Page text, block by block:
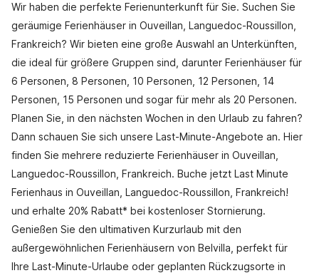
Wir haben die perfekte Ferienunterkunft für Sie. Suchen Sie
geräumige Ferienhäuser in Ouveillan, Languedoc-Roussillon,
Frankreich? Wir bieten eine große Auswahl an Unterkünften,
die ideal für größere Gruppen sind, darunter Ferienhäuser für
6 Personen, 8 Personen, 10 Personen, 12 Personen, 14
Personen, 15 Personen und sogar für mehr als 20 Personen.
Planen Sie, in den nächsten Wochen in den Urlaub zu fahren?
Dann schauen Sie sich unsere Last-Minute-Angebote an. Hier
finden Sie mehrere reduzierte Ferienhäuser in Ouveillan,
Languedoc-Roussillon, Frankreich. Buche jetzt Last Minute
Ferienhaus in Ouveillan, Languedoc-Roussillon, Frankreich!
und erhalte 20% Rabatt* bei kostenloser Stornierung.
Genießen Sie den ultimativen Kurzurlaub mit den
außergewöhnlichen Ferienhäusern von Belvilla, perfekt für
Ihre Last-Minute-Urlaube oder geplanten Rückzugsorte in